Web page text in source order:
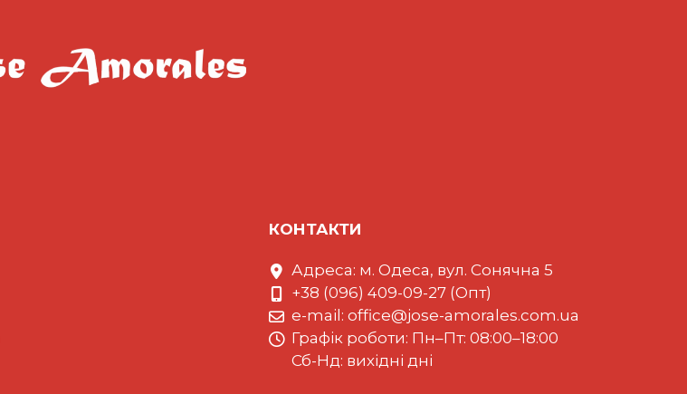
КОНТАКТИ
Адреса: м. Одеса, вул. Сонячна 5
+38 (096) 409-09-27 (Опт)
e-mail: office@jose-amorales.com.ua
Графiк роботи: Пн–Пт: 08:00–18:00
Сб-Нд: вихідні дні